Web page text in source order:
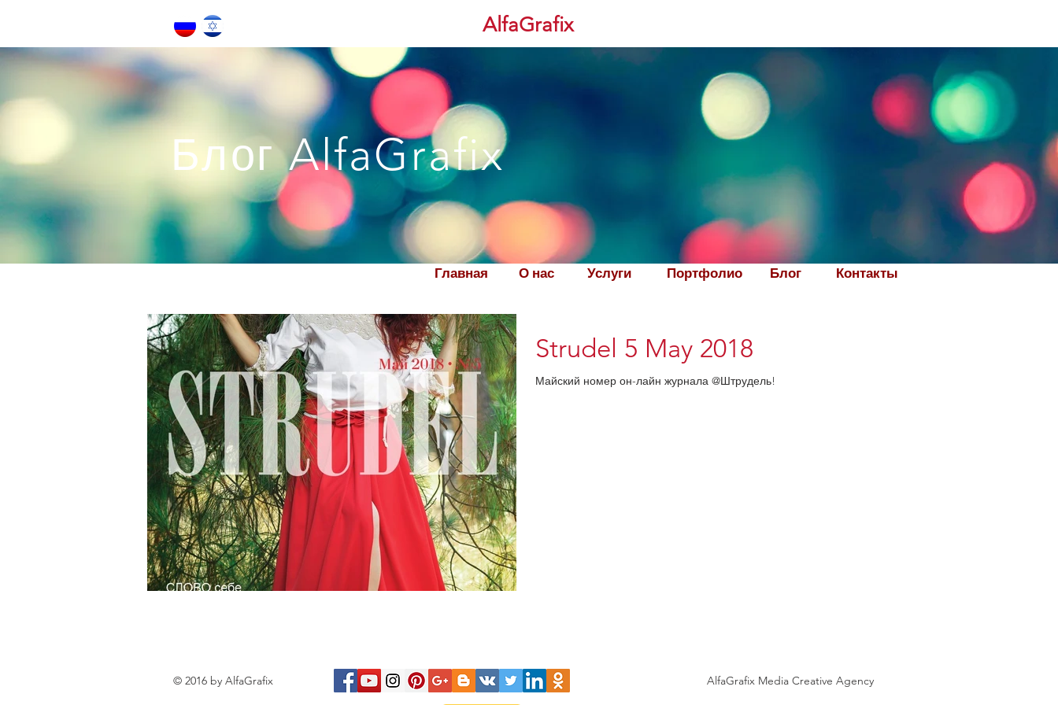
AlfaGrafix
Блог AlfaGrafix
Главная О нас Услуги Портфолио Блог Контакты
Strudel 5 May 2018
Майский номер он-лайн журнала @Штрудель!
© 2016 by AlfaGrafix AlfaGrafix Media Creative Agency